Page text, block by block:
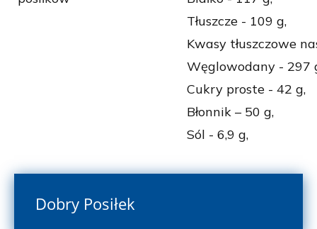
Tłuszcze - 109 g,
Kwasy tłuszczowe
Węglowodany - 297
Cukry proste - 42 g,
Błonnik – 50 g,
Sól - 6,9 g,
Dobry Posiłek